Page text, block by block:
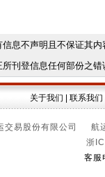
息不声明且不保证其
刊登信息任何部份之错
关于我们 联系我们
交易股份有限公司
浙
客服